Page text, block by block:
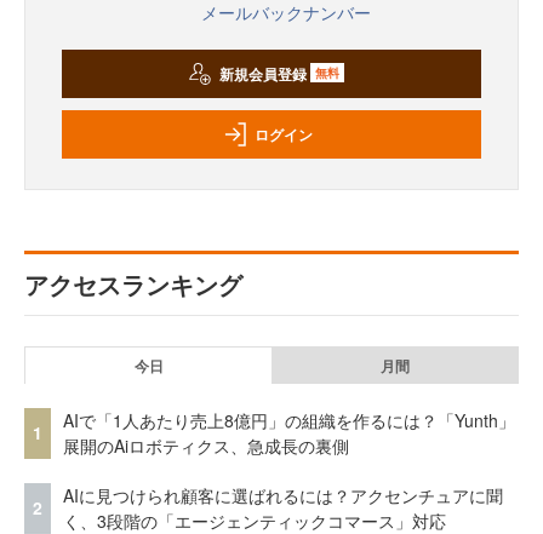
メールバックナンバー
新規会員登録 無料
ログイン
アクセスランキング
今日 月間
1
AIで「1人あたり売上8億円」の組織を作るには？「Yunth」
展開のAiロボティクス、急成長の裏側
2
AIに見つけられ顧客に選ばれるには？アクセンチュアに聞
く、3段階の「エージェンティックコマース」対応